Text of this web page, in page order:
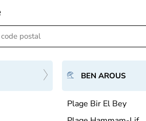
BEN AROUS
Plage Bir El Bey